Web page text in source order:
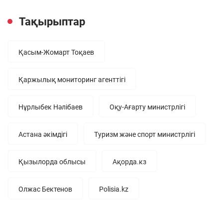
Тақырыптар
Қасым-Жомарт Тоқаев
Қаржылық мониторинг агенттігі
Нұрлыбек Нәлібаев Оқу-Ағарту министрлігі
Астана әкімдігі Туризм және спорт министрлігі
Қызылорда облысы Ақорда.кз
Олжас Бектенов Polisia.kz